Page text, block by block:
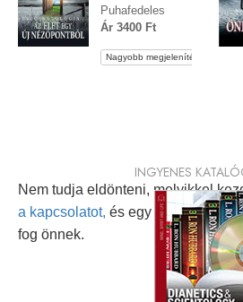
Puhafedeles
Ár 3400 Ft
Nagyobb megjelenítés
Nem tudja eldönteni, melyikkel
a kapcsolatot, és egy személyes
fog önnek.
INGYENES